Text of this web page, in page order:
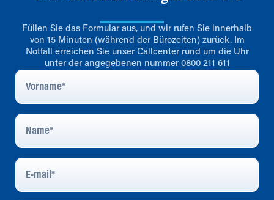
Füllen Sie das Formular aus, und wir rufen Sie innerhalb
von 15 Minuten (während der Bürozeiten) zurück. Im
Notfall erreichen Sie unser Callcenter rund um die Uhr
unter der angegebenen nummer 0800 211 611
Vorname
Name
E-
Mail*